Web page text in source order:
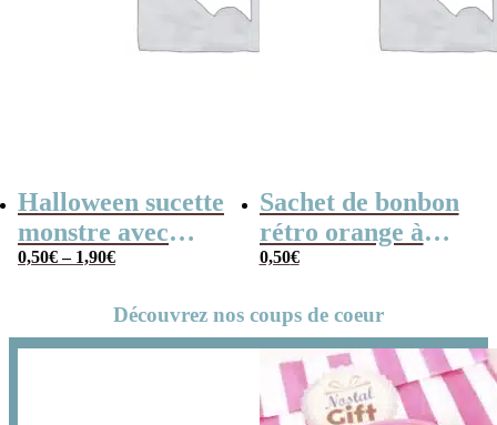
Halloween sucette
monstre avec
bonbons :
0,50€– 1,90€
Sachet de bonbon
rétro orange à
pois x1
0,50€
Découvrez nos coups de coeur